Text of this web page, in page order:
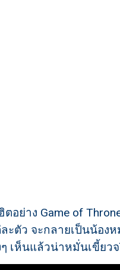
ตอย่าง Game of
ะตัว จะกลายเป็นน้อ
เห็นแล้วน่าหมั่นเขี้ยวจ